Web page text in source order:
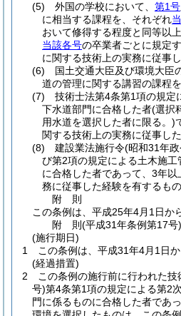
(5)
外国の学校において、 第1号
に相当する課程を、それぞれ
おいて修得する程度と同等以
当該各号の卒業者ごとに規定
に関する技術上の実務に従事
(6)
国土交通大臣及び環境大臣
道の管理に関する講習の課程
(7)
技術士法第4条第1項の規定
下水道部門に合格した者(選択
用水道を選択した者に限る。)
関する技術上の実務に従事し
(8)
建設業法施行令(昭和31年
び第2項の規定による土木施
に合格した者であって、3年
務に従事した経験を有するもの
附 則
この条例は、平成25年4月1日か
附 則(平成31年条例第17号)
(施行期日)
1
この条例は、平成31年4月1日か
(経過措置)
2
この条例の施行前に行われた技
号)第4条第1項の規定による第2
門に係るものに合格した者であ